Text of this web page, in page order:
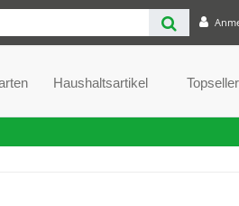
Haushaltsartikel